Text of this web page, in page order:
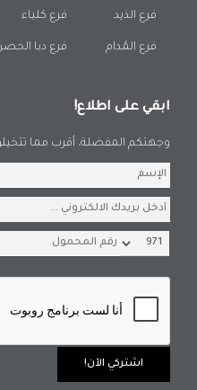
فرع الذيد
فرع المُدام
فرع كلباء
فرع دبا
ابقي على اطلاع!
وجهتكم المفضلة، أقرب مما